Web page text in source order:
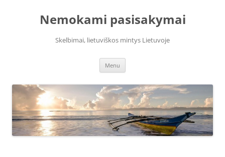
Nemokami pasisakymai
Skelbimai, lietuviškos mintys Lietuvoje
Menu